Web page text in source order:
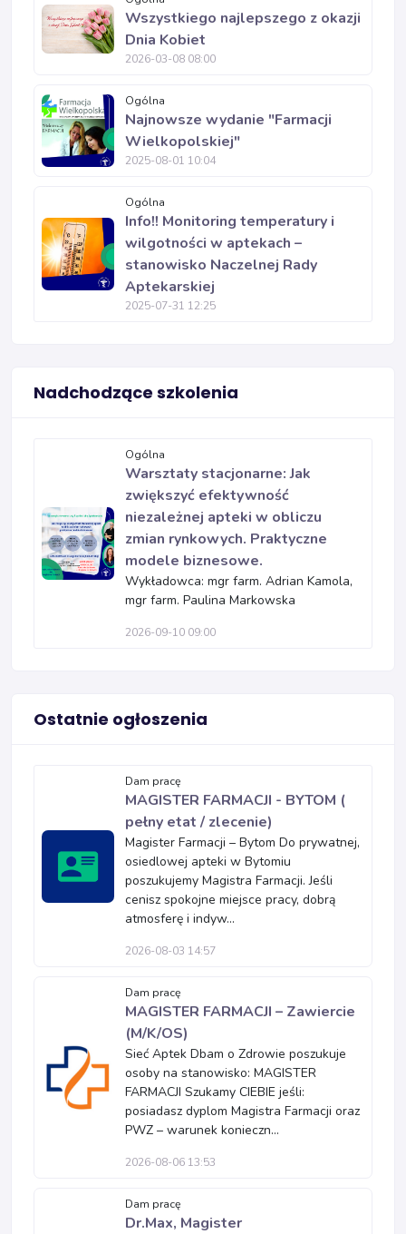
Wszystkiego najlepszego z okazji
Dnia Kobiet
2026-03-08 08:00
Ogólna
Najnowsze wydanie "Farmacji
Wielkopolskiej"
2025-08-01 10:04
Ogólna
Info!! Monitoring temperatury i
wilgotności w aptekach –
stanowisko Naczelnej Rady
Aptekarskiej
2025-07-31 12:25
Nadchodzące szkolenia
Ogólna
Warsztaty stacjonarne: Jak
zwiększyć efektywność
niezależnej apteki w obliczu
zmian rynkowych. Praktyczne
modele biznesowe.
Wykładowca: mgr farm. Adrian Kamola,
mgr farm. Paulina Markowska
2026-09-10 09:00
Ostatnie ogłoszenia
Dam pracę
MAGISTER FARMACJI - BYTOM (
pełny etat / zlecenie)
Magister Farmacji – Bytom Do prywatnej,
osiedlowej apteki w Bytomiu
poszukujemy Magistra Farmacji. Jeśli
cenisz spokojne miejsce pracy, dobrą
atmosferę i indyw...
2026-08-03 14:57
Dam pracę
MAGISTER FARMACJI – Zawiercie
(M/K/OS)
Sieć Aptek Dbam o Zdrowie poszukuje
osoby na stanowisko: MAGISTER
FARMACJI Szukamy CIEBIE jeśli:
posiadasz dyplom Magistra Farmacji oraz
PWZ – warunek konieczn...
2026-08-06 13:53
Dam pracę
Dr.Max, Magister